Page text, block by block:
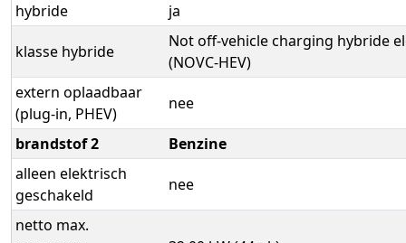
hybride ja
klasse hybride
Not off-vehicle charging hybride
(NOVC-HEV)
extern oplaadbaar
(plug-in, PHEV)
nee
brandstof 2
Benzine
alleen elektrisch
geschakeld
nee
netto max.